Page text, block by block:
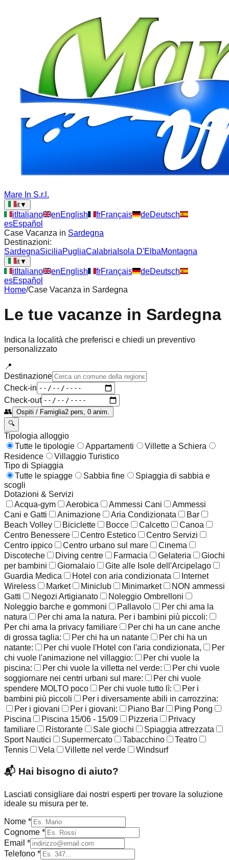
Mare In S.r.l.
it▼
itItaliano enEnglish frFrançais deDeutsch
esEspañol
Case Vacanza in Sardegna
Destinazioni:
SardegnaSiciliaPugliaCalabria Isola D'ElbaMontagna
it▼
itItaliano enEnglish frFrançais deDeutsch
esEspañol
Home/Case Vacanza in Sardegna
Le tue vacanze in Sardegna
Indica la località che preferisci e chiedi un preventivo
personalizzato
📍
Destinazione
Check-in
Check-out
👥 Ospiti / Famiglia2 pers, 0 anim.
🔍
Tipologia alloggio
Tutte le tipologie
Appartamenti
Villette a Schiera
Residence
Villaggio Turistico
Tipo di Spiaggia
Tutte le spiagge
Sabbia fine
Spiaggia di sabbia e
scogli
Dotazioni & Servizi
Acqua-gym
Aerobica Ammessi Cani
Ammessi
Cani e Gatti
Animazione Aria Condizionata
Bar
Beach Volley
Biciclette Bocce Calcetto
Canoa
Centro Benessere
Centro Estetico
Centro Servizi
Centro ippico
Centro urbano sul mare
Cinema
Discoteche
Diving centre Farmacia Gelateria
Giochi
per bambini
Giornalaio
Gite alle Isole dell'Arcipelago
Guardia Medica
Hotel con aria condizionata
Internet
Wireless
Market Miniclub Minimarket
NON ammessi
Gatti
Negozi Artigianato
Noleggio Ombrelloni
Noleggio barche e gommoni
Pallavolo
Per chi ama la
natura
Per chi ama la natura. Per i bambini più piccoli:
Per chi ama la privacy familiare
Per chi ha un cane anche
di grossa taglia:
Per chi ha un natante
Per chi ha un
natante:
Per chi vuole l'Hotel con l'aria condizionata,
Per
chi vuole l'animazione nel villaggio:
Per chi vuole la
piscina:
Per chi vuole la villetta nel verde:
Per chi vuole
soggiornare nei centri urbani sul mare:
Per chi vuole
spendere MOLTO poco
Per chi vuole tutto lì:
Per i
bambini più piccoli
Per i diversamente abili in carrozzina:
Per i giovani
Per i giovani: Piano Bar
Ping Pong
Piscina
Piscina 15/06 - 15/09 Pizzeria
Privacy
familiare
Ristorante Sale giochi
Spiaggia attrezzata
Sport Nautici
Supermercato Tabacchino
Teatro
Tennis
Vela Villette nel verde Windsurf
📬 Hai bisogno di aiuto?
Lasciati consigliare dai nostri esperti per trovare la soluzione
ideale su misura per te.
Nome *
Cognome *
Email *
Telefono *